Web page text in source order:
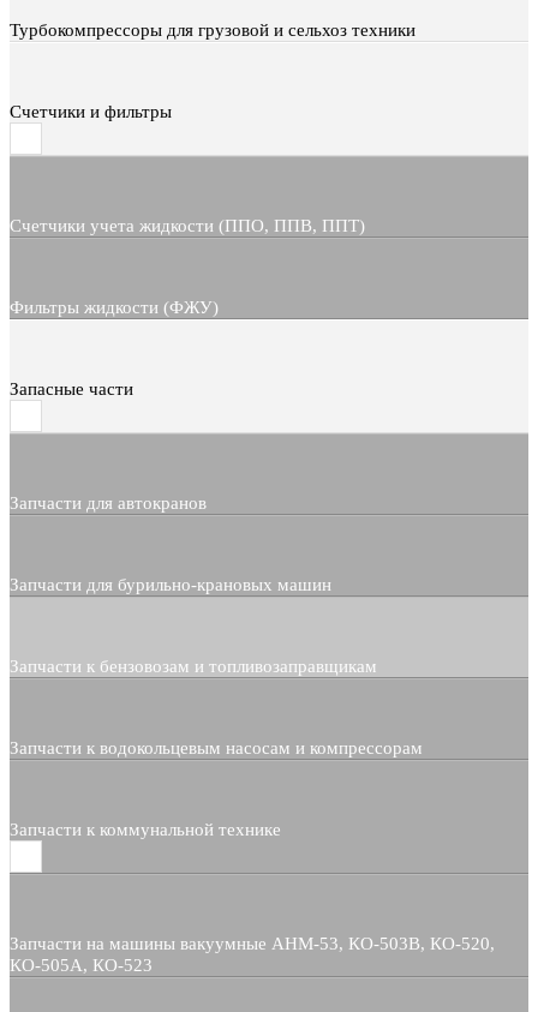
Турбокомпрессоры для грузовой и сельхоз техники
Счетчики и фильтры
Счетчики учета жидкости (ППО, ППВ, ППТ)
Фильтры жидкости (ФЖУ)
Запасные части
Запчасти для автокранов
Запчасти для бурильно-крановых машин
Запчасти к бензовозам и топливозаправщикам
Запчасти к водокольцевым насосам и компрессорам
Запчасти к коммунальной технике
Запчасти на машины вакуумные АНМ-53, КО-503В, КО-520,
КО-505А, КО-523